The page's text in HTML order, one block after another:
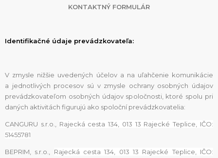
KONTAKTNÝ FORMULÁR
Identifikačné údaje prevádzkovateľa:
V zmysle nižšie uvedených účelov a na uľahčenie komunikácie
a jednotlivých procesov sú v zmysle ochrany osobných údajov
prevádzkovateľom osobných údajov spoločnosti, ktoré spolu pri
daných aktivitách figurujú ako spoloční prevádzkovatelia:
CANGURU s.r.o., Rajecká cesta 134, 013 13 Rajecké Teplice, IČO:
51455781
BEPRIM, s.r.o., Rajecká cesta 134, 013 13 Rajecké Teplice, IČO: